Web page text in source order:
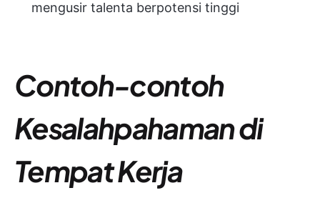
mengusir talenta berpotensi tinggi
Contoh-contoh
Kesalahpahaman di
Tempat Kerja